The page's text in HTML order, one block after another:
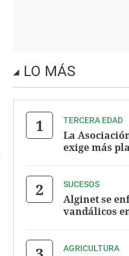
LO MÁS
TERCERA EDAD
La
exige más
SUCESOS
Alginet se
vandálicos
AGRICULTURA